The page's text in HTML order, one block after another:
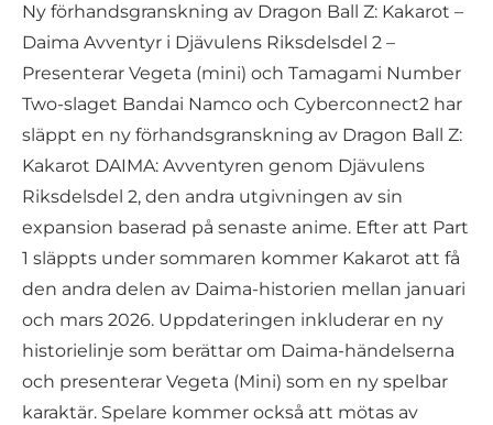
Ny förhandsgranskning av Dragon Ball Z: Kakarot –
Daima Avventyr i Djävulens Riksdelsdel 2 –
Presenterar Vegeta (mini) och Tamagami Number
Two-slaget Bandai Namco och Cyberconnect2 har
släppt en ny förhandsgranskning av Dragon Ball Z:
Kakarot DAIMA: Avventyren genom Djävulens
Riksdelsdel 2, den andra utgivningen av sin
expansion baserad på senaste anime. Efter att Part
1 släppts under sommaren kommer Kakarot att få
den andra delen av Daima-historien mellan januari
och mars 2026. Uppdateringen inkluderar en ny
historielinje som berättar om Daima-händelserna
och presenterar Vegeta (Mini) som en ny spelbar
karaktär. Spelare kommer också att mötas av